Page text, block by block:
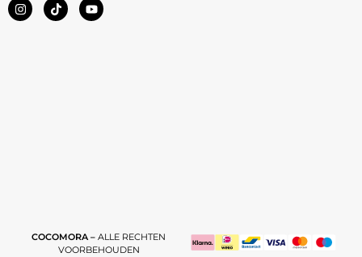
COCOMORA – ALLE RECHTEN
VOORBEHOUDEN